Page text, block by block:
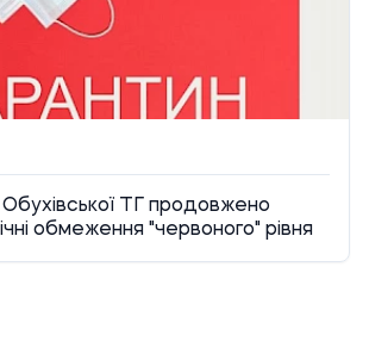
Обухівської ТГ продовжено
обмеження "червоного" рівня